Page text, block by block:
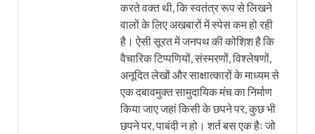
करते वक्त थी, कि स्वतंत्र रूप से लिखने
वालों के लिए अखबारों में स्पेस कम हो रही
है। ऐसी सूरत में जनपथ की कोशिश है कि
वैचारिक टिप्पणियों, संस्मरणों, विश्लेषणों,
अनूदित लेखों और साक्षात्कारों के माध्यम से
एक दबावमुक्त सामुदायिक मंच का निर्माण
किया जाए जहां किसी के छपने पर, कुछ भी
छपने पर, पाबंदी न हो। शर्त बस एक हैः जो